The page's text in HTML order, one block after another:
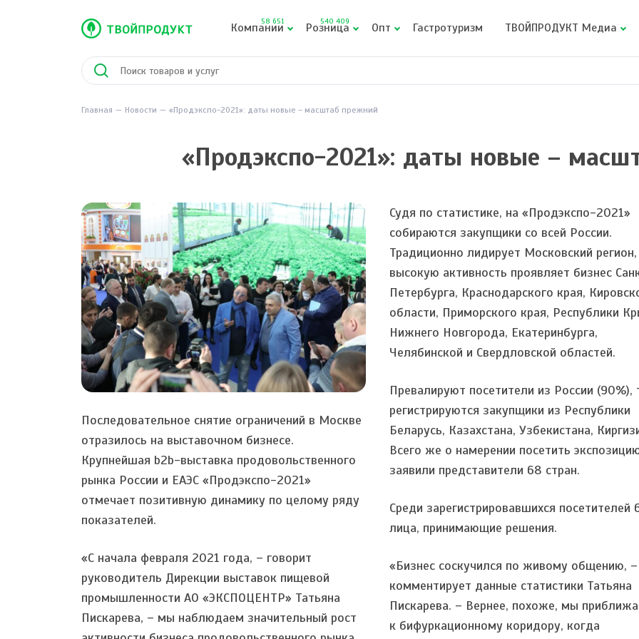
Компании
58 651 Розница
540 409 Опт Гастротуризм ТВОЙПРОДУКТ Медиа
Главная Новости «Продэкспо-2021»: даты новые – масштаб прежний
«Продэкспо-2021»: даты новые –
Последовательное снятие ограничений в Москве
отразилось на выставочном бизнесе.
Крупнейшая b2b-выставка продовольственного
рынка России и ЕАЭС «Продэкспо-2021»
отмечает позитивную динамику по целому ряду
показателей.
«С начала февраля 2021 года, – говорит
руководитель Дирекции выставок пищевой
промышленности АО «ЭКСПОЦЕНТР» Татьяна
Пискарева, – мы наблюдаем значительный рост
Судя по статистике, на «Продэкспо-2021»
собираются закупщики со всей России.
Традиционно лидирует Московский регион,
высокую активность проявляет бизнес
Петербурга, Краснодарского края,
области, Приморского края, Республики
Нижнего Новгорода, Екатеринбурга,
Челябинской и Свердловской областей.
Превалируют посетители из России (90%),
регистрируются закупщики из Республики
Беларусь, Казахстана, Узбекистана,
Всего же о намерении посетить
заявили представители 68 стран.
Среди зарегистрировавшихся посетителей
лица, принимающие решения.
«Бизнес соскучился по живому общению, –
комментирует данные статистики Татьяна
Пискарева. – Вернее, похоже, мы
к бифуркационному коридору, когда